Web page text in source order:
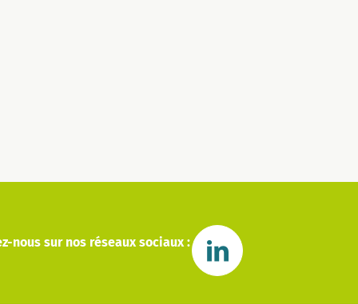
nous sur nos réseaux sociaux :